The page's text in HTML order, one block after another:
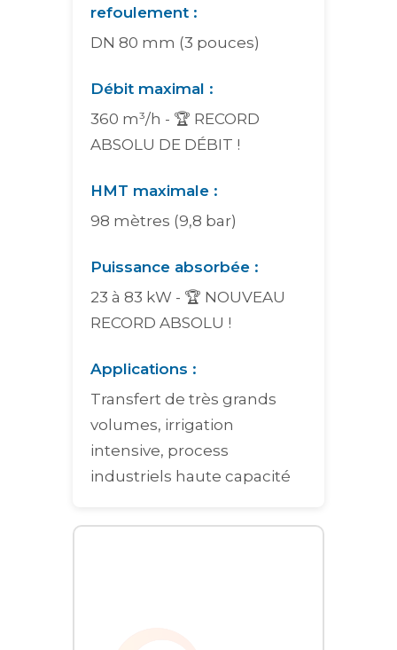
refoulement :
DN 80 mm (3 pouces)
Débit maximal :
360 m³/h - 🏆 RECORD
ABSOLU DE DÉBIT !
HMT maximale :
98 mètres (9,8 bar)
Puissance absorbée :
23 à 83 kW - 🏆 NOUVEAU
RECORD ABSOLU !
Applications :
Transfert de très grands
volumes, irrigation
intensive, process
industriels haute capacité
Graphique interactif des courbes de performance pour la